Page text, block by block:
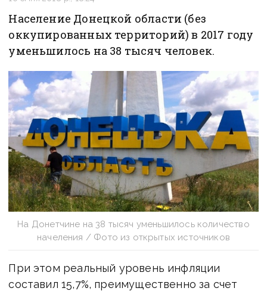
Население Донецкой области (без
оккупированных территорий) в 2017 году
уменьшилось на 38 тысяч человек.
На Донетчине на 38 тысяч уменьшилось количество
начеления / Фото из открытых источников
При этом реальный уровень инфляции
составил 15,7%, преимущественно за счет